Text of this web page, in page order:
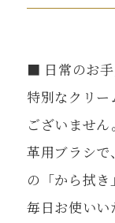
■ 日常のお手
特別なクリ
ございませ
革用ブラシ
の「から拭き
毎日お使い